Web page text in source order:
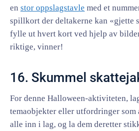
en stor oppslagstavle med et
spillkort der deltakerne kan «gjette
fylle ut hvert kort ved hjelp av
riktige, vinner!
16. Skummel
For denne Halloween-aktiviteten,
temaobjekter eller utfordringer
alle inn i lag, og la dem deretter